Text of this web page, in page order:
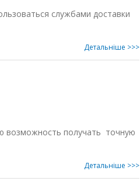
службами доставки
Детальнiше >>>
возможность получать точную
Детальнiше >>>